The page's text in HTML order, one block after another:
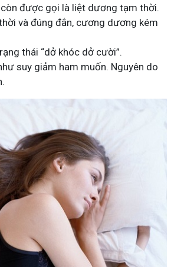
được gọi là liệt dương tạm thời.
và đúng đắn, cương dương kém
thái “dở khóc dở cười”.
suy giảm ham muốn. Nguyên do